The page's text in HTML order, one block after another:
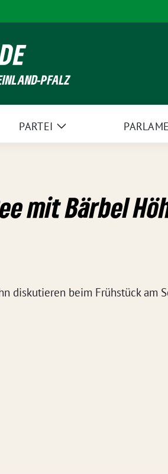
PFALZ
PARTEI
Zeige
mit Bärbel
diskutieren beim Frühstück am